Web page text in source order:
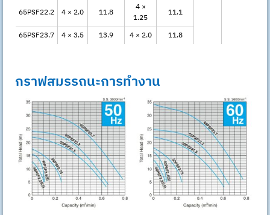
65PSF22.2 4 × 2.0 11.8
4 ×
1.25
11.1
65PSF23.7
4 × 3.5 13.9 4 × 2.0 11.8
กราฟสมรรถนะการทำงาน